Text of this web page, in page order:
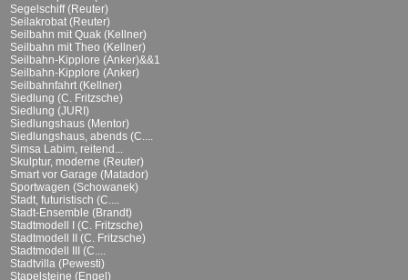
Segelschiff (Reuter)
Seilakrobat (Reuter)
Seilbahn mit Quak (Kellner)
Seilbahn mit Theo (Kellner)
Seilbahn-Kipplore (Anker)&&1
Seilbahn-Kipplore (Anker)
Seilbahnfahrt (Kellner)
Siedlung (C. Fritzsche)
Siedlung (JURI)
Siedlungshaus (Mentor)
Siedlungshaus, abends (C....
Simsa Labim, reitend...
Skulptur, moderne (Reuter)
Smart vor Garage (Matador)
Sportwagen (Schowanek)
Stadt, futuristisch (C....
Stadt-Ensemble (Brandt)
Stadtmodell I (C. Fritzsche)
Stadtmodell II (C. Fritzsche)
Stadtmodell III (C....
Stadtvilla (Pewesti)
Stapelsteine (Engel)